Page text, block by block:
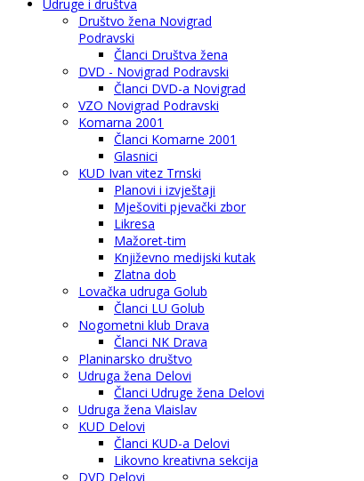
Udruge i društva
Društvo žena Novigrad
Podravski
Članci Društva žena
DVD - Novigrad Podravski
Članci DVD-a Novigrad
VZO Novigrad Podravski
Komarna 2001
Članci Komarne 2001
Glasnici
KUD Ivan vitez Trnski
Planovi i izvještaji
Mješoviti pjevački zbor
Likresa
Mažoret-tim
Književno medijski kutak
Zlatna dob
Lovačka udruga Golub
Članci LU Golub
Nogometni klub Drava
Članci NK Drava
Planinarsko društvo
Udruga žena Delovi
Članci Udruge žena Delovi
Udruga žena Vlaislav
KUD Delovi
Članci KUD-a Delovi
Likovno kreativna sekcija
DVD Delovi